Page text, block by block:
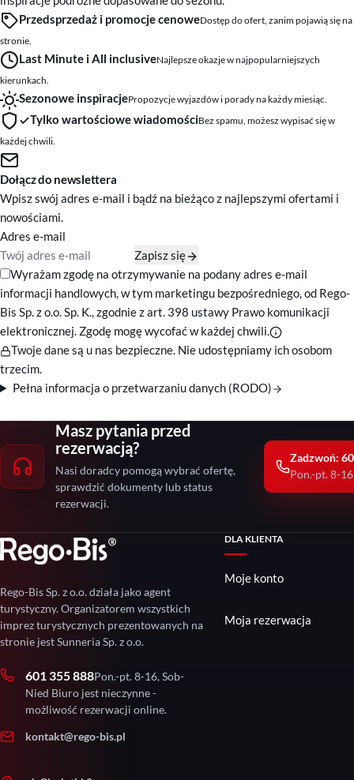
Przedsprzedaż i promocje cenoweDostęp do ofert, zanim pojawią się na
stronie.
Last Minute i All inclusiveNajlepsze okazje w najpopularniejszych
kierunkach.
Sezonowe inspiracjePropozycje wyjazdów i porady na każdy miesiąc.
Tylko wartościowe wiadomościBez spamu, możesz wypisać się w
każdej chwili.
Dołącz do newslettera
Wpisz swój adres e-mail i bądź na bieżąco z najlepszymi ofertami i
nowościami.
Adres e-mail
Zapisz się
Zgody marketingowe
Wyrażam zgodę na otrzymywanie na podany adres e-mail
informacji handlowych, w tym marketingu bezpośredniego, od Rego-
Bis Sp. z o.o. Sp. K., zgodnie z art. 398 ustawy Prawo komunikacji
elektronicznej. Zgodę mogę wycofać w każdej chwili.
Twoje dane są u nas bezpieczne. Nie udostępniamy ich osobom
trzecim.
Pełna informacja o przetwarzaniu danych (RODO)
Masz pytania przed
rezerwacją?
Nasi doradcy pomogą wybrać ofertę,
sprawdzić dokumenty lub status
rezerwacji.
Zadzwoń:
Pon.-pt. 8-16
Rego-Bis Sp. z o.o. działa jako agent
turystyczny. Organizatorem wszystkich
imprez turystycznych prezentowanych na
stronie jest Sunneria Sp. z o.o.
601 355 888Pon.-pt. 8-16, Sob-
Nied Biuro jest nieczynne -
możliwość rezerwacji online.
kontakt@rego-bis.pl
DLA KLIENTA
Moje konto
Moja rezerwacja